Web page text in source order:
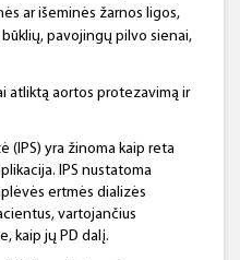
ar išeminės žarnos ligos,
pavojingų pilvo sienai,
atliktą aortos protezavimą ir
(IPS) yra žinoma kaip reta
IPS nustatoma
ertmės dializės
vartojančius
kaip jų PD dalį.